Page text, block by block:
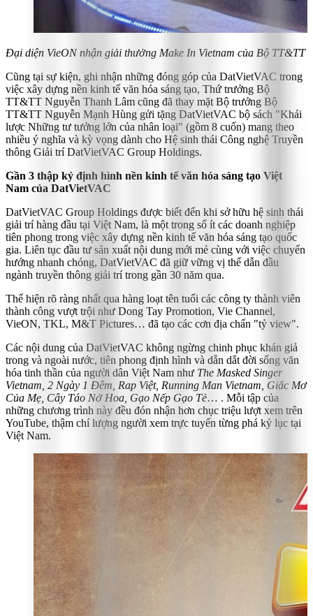
Đại diện VieON nhận giải thưởng Make In Vietnam của Bộ TT&TT
Cũng tại sự kiện, ghi nhận những đóng góp của DatVietVAC trong
việc xây dựng nền kinh tế văn hóa sáng tạo, Thứ trưởng Bộ
TT&TT Nguyễn Thanh Lâm cũng đã thay mặt Bộ trưởng Bộ
TT&TT Nguyễn Mạnh Hùng gửi tặng DatVietVAC bộ sách "Khái
lược Những tư tưởng lớn của nhân loại" (gồm 8 cuốn) mang theo
nhiều ý nghĩa và kỳ vọng dành cho Hệ sinh thái Công nghệ Truyền
thông Giải trí DatVietVAC Group Holdings.
Gần 3 thập kỷ định hình nền kinh tế văn hóa sáng tạo Việt
Nam của DatVietVAC
DatVietVAC Group Holdings được biết đến khi sở hữu hệ sinh thái
giải trí hàng đầu tại Việt Nam, là một trong số ít các doanh nghiệp
tiên phong trong việc xây dựng nền kinh tế văn hóa sáng tạo quốc
gia. Liên tục đầu tư sản xuất nội dung mới mẻ cùng với việc chuyển
hướng nhanh chóng, DatVietVAC đã giữ vững vị thế dẫn đầu
ngành truyền thông giải trí trong gần 30 năm qua.
Thể hiện rõ ràng nhất qua hàng loạt tên tuổi các công ty thành viên
thành công vượt trội như Dong Tay Promotion, Vie Channel,
VieON, TKL, M&T Pictures… đã tạo các cơn địa chấn "tỷ view".
Các nội dung của DatVietVAC không ngừng chinh phục khán giả
trong và ngoài nước, tiên phong định hình và dẵn dắt đời sống văn
hóa tinh thần của người dân Việt Nam như The Masked Singer
Vietnam, 2 Ngày 1 Đêm, Rap Việt, Running Man Vietnam, Giấc Mơ
Của Mẹ, Cây Táo Nở Hoa, Gạo Nếp Gạo Tẻ… . Mỗi tập của
những chương trình này đều đón nhận hơn chục triệu lượt xem trên
YouTube, thậm chí lượng người xem trực tuyến từng phá kỷ lục tại
Việt Nam.